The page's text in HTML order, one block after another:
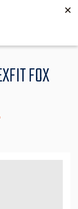
FOX